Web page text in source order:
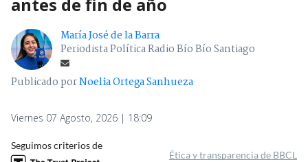
María José de la Barra
Periodista Política Radio Bío Bío Santiago
Publicado porNoelia Ortega Sanhueza
Viernes 07 Agosto, 2026 | 18:09
Seguimos criterios de
Ética y transparencia de BBCL